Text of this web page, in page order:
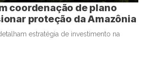
coordenação de plano
proteção da Amazônia
estratégia de investimento na